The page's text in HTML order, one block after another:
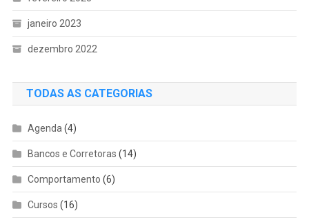
janeiro 2023
dezembro 2022
TODAS AS CATEGORIAS
Agenda (4)
Bancos e Corretoras (14)
Comportamento (6)
Cursos (16)